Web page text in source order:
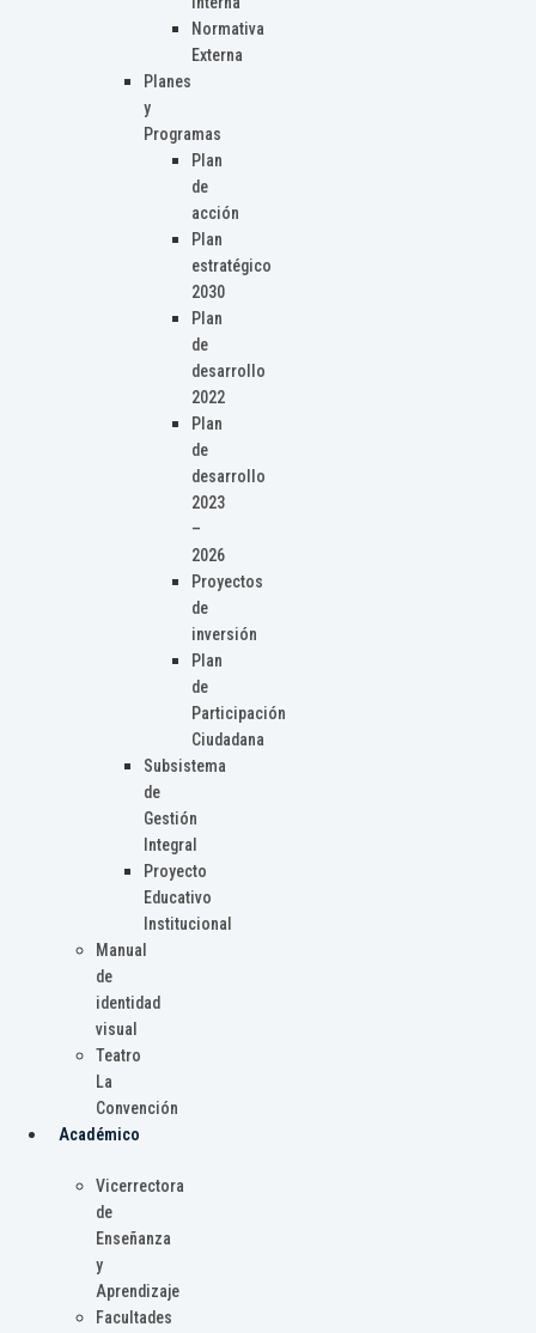
Normativa
Externa
Planes
y
Programas
Plan
de
acción
Plan
estratégico
2030
Plan
de
desarrollo
2022
Plan
de
desarrollo
2023
–
2026
Proyectos
de
inversión
Plan
de
Participación
Ciudadana
Subsistema
de
Gestión
Integral
Proyecto
Educativo
Institucional
Manual
de
identidad
visual
Teatro
La
Convención
Académico
Vicerrectora
de
Enseñanza
y
Aprendizaje
Facultades